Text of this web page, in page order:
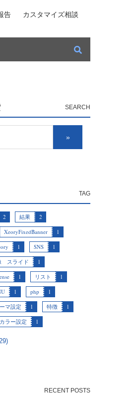
告 カスタマイズ相談
2 結果
2
XeoryFixedBanner
1
1 SNS
1
スライド
1
1 リスト
1
1 php
1
マ設定 1 特徴
1
カラー設定 1